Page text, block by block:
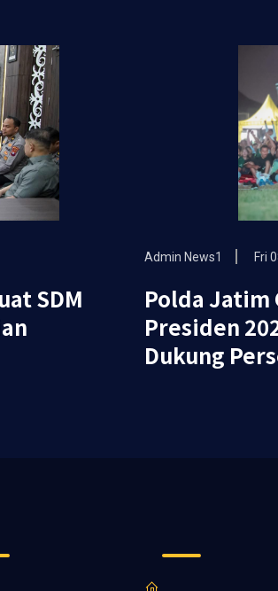
SDM
Admin News1 Fri
Polda Jatim
Presiden
Dukung